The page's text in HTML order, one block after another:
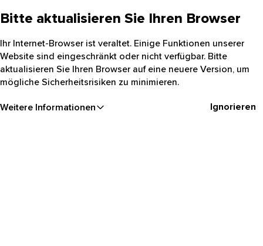
Bitte aktualisieren Sie Ihren Browser
Ihr Internet-Browser ist veraltet. Einige Funktionen unserer
Website sind eingeschränkt oder nicht verfügbar. Bitte
aktualisieren Sie Ihren Browser auf eine neuere Version, um
mögliche Sicherheitsrisiken zu minimieren.
Weitere Informationen Ignorieren